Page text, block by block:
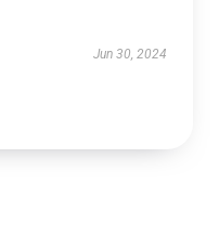
Jun 30, 2024